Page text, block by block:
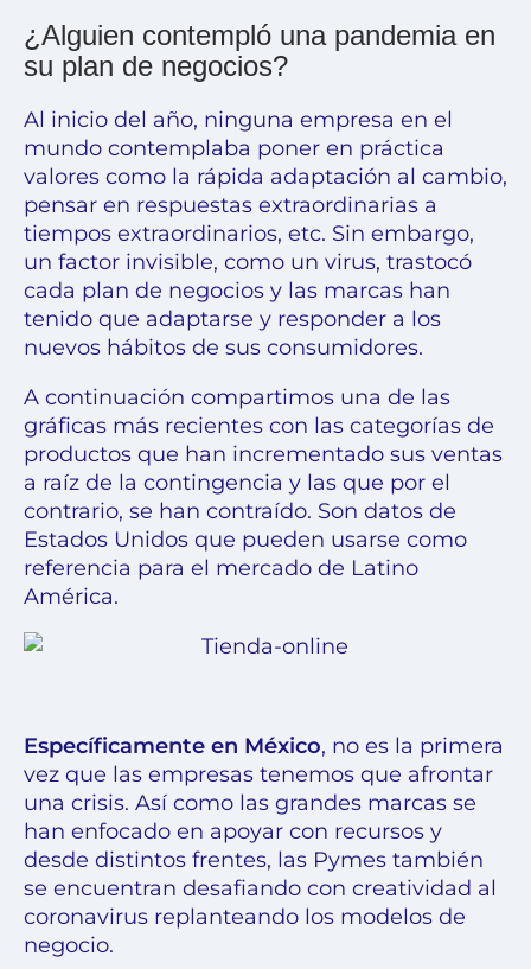
¿Alguien contempló una pandemia en
su plan de negocios?
Al inicio del año, ninguna empresa en el
mundo contemplaba poner en práctica
valores como la rápida adaptación al cambio,
pensar en respuestas extraordinarias a
tiempos extraordinarios, etc. Sin embargo,
un factor invisible, como un virus, trastocó
cada plan de negocios y las marcas han
tenido que adaptarse y responder a los
nuevos hábitos de sus consumidores.
A continuación compartimos una de las
gráficas más recientes con las categorías de
productos que han incrementado sus ventas
a raíz de la contingencia y las que por el
contrario, se han contraído. Son datos de
Estados Unidos que pueden usarse como
referencia para el mercado de Latino
América.
Específicamente en México, no es la primera
vez que las empresas tenemos que afrontar
una crisis. Así como las grandes marcas se
han enfocado en apoyar con recursos y
desde distintos frentes, las Pymes también
se encuentran desafiando con creatividad al
coronavirus replanteando los modelos de
negocio.